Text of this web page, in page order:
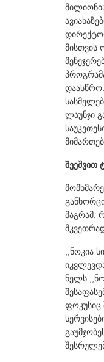
მისთვის
დაასწრო.
ლაუნჯი
შეეშვით
მაგრამ,
,,ნოკია
წელს
ფოკუსიც